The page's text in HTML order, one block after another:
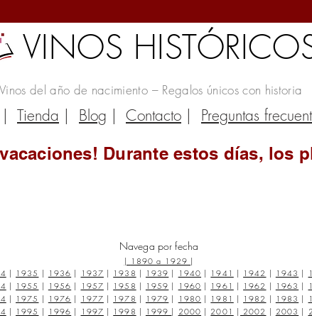
VINOS
Vinos del año de nacimiento – Regalos únicos con historia
| Tienda | Blog | Contacto | Preguntas
Durante estos días, los
Navega por fecha
| 1890 a 1929 |
| 1935 | 1936 | 1937 | 1938 | 1939 | 1940 | 1941 | 1942 | 1943 |
| 1955 | 1956 | 1957 | 1958 | 1959 | 1960 | 1961 | 1962 | 1963 |
| 1975 | 1976 | 1977 | 1978 | 1979 | 1980 | 1981 | 1982 | 1983 |
| 1995 | 1996 | 1997 | 1998 | 1999 | 2000 | 2001 | 2002 | 2003 |